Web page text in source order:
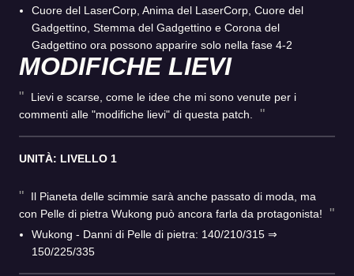
Cuore del LaserCorp, Anima del LaserCorp, Cuore del
Gadgettino, Stemma del Gadgettino e Corona del
Gadgettino ora possono apparire solo nella fase 4-2
MODIFICHE LIEVI
Lievi e scarse, come le idee che mi sono venute per i
commenti alle "modifiche lievi" di questa patch.
UNITÀ: LIVELLO 1
Il Pianeta delle scimmie sarà anche passato di moda, ma
con Pelle di pietra Wukong può ancora farla da protagonista!
Wukong - Danni di Pelle di pietra: 140/210/315 ⇒
150/225/335